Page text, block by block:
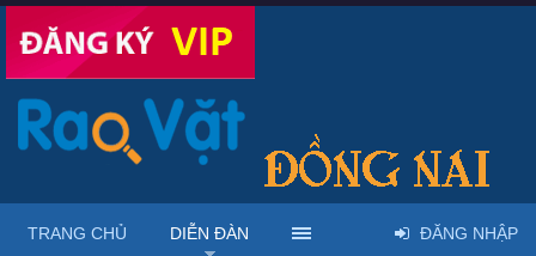
TRANG CHỦ DIỄN ĐÀN ĐĂNG NHẬP